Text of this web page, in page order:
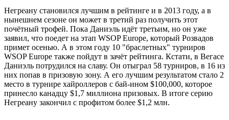
Негреану становился лучшим в рейтинге и в 2013 году, а в
нынешнем сезоне он может в третий раз получить этот
почётный трофей. Пока Даниэль идёт третьим, но он уже
заявил, что поедет на этап WSOP Europe, который Розвадов
примет осенью. А в этом году 10 "браслетных" турниров
WSOP Europe также пойдут в зачёт рейтинга. Кстати, в Вегасе
Даниэль потрудился на славу. Он отыграл 58 турниров, в 16 из
них попав в призовую зону. А его лучшим результатом стало 2
место в турнире хайроллеров с бай-ином $100,000, которое
принесло канадцу $1,7 миллиона призовых. В итоге серию
Негреану закончил с профитом более $1,2 млн.